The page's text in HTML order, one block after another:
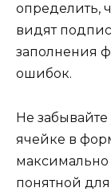
определить,
видят
заполнения
ошибок.
Не
ячейке в
максимально
понятной